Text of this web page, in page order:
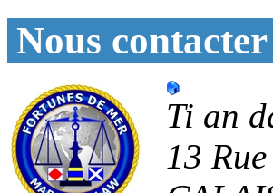
Nous contacter
Ti an
13